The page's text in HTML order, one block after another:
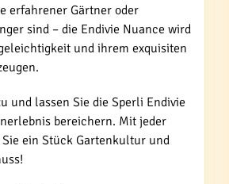
erfahrener Gärtner oder
sind – die Endivie Nuance wird
und ihrem exquisiten
und lassen Sie die Sperli Endivie
bereichern. Mit jeder
ein Stück Gartenkultur und